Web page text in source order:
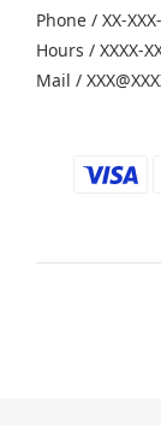
Phone / XX-
Hours / XXXX-
Mail /